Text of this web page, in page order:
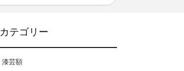
カテゴリー
漆芸額